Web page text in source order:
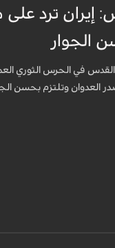
إيران ترد
الجوار
القدس في الحرس الثوري
العدوان وتلتزم بحسن